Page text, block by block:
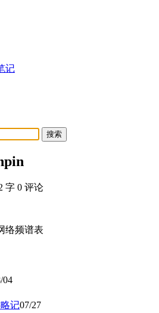
记
搜索
字 0 评论
络频谱表
04
记07/27